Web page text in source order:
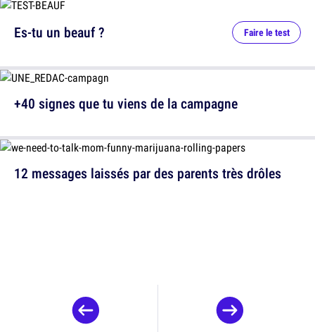
12 messages laissés par des parents très drôles
Es-tu un beauf ? Faire le test
+40 signes que tu viens de la campagne